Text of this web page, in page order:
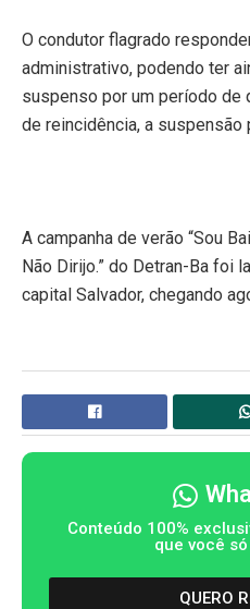
O condutor flagrado
administrativo, podendo ter
suspenso por um período de
de reincidência, a suspensão
A campanha de verão “Sou
Não Dirijo.” do Detran-Ba foi
capital Salvador, chegando
Conteúdo 100%
que você
QUERO